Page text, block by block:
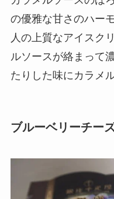
の優雅な甘さのハー
人の上質なアイスク
ルソースが絡まって
たりした味にカラメ
ブルーベリーチー